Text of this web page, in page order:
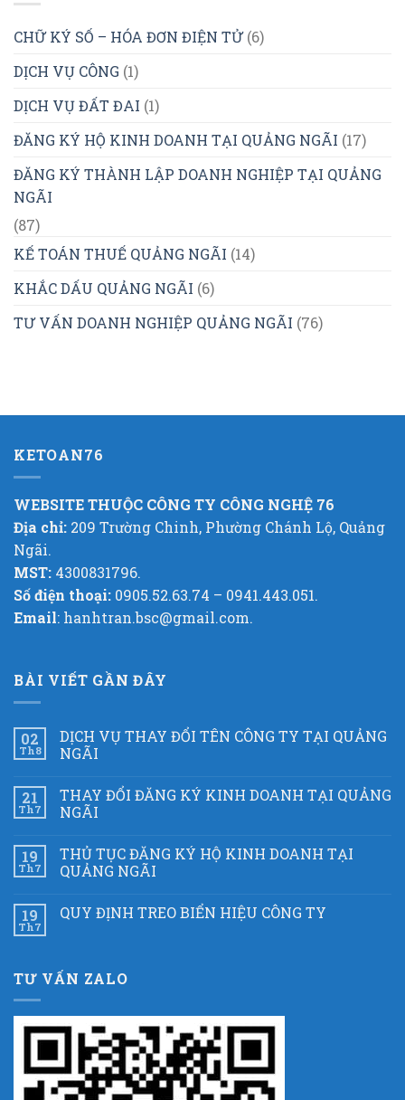
CHỮ KÝ SỐ – HÓA ĐƠN ĐIỆN TỬ(6)
DỊCH VỤ CÔNG (1)
DỊCH VỤ ĐẤT ĐAI (1)
ĐĂNG KÝ HỘ KINH DOANH TẠI QUẢNG NGÃI (17)
ĐĂNG KÝ THÀNH LẬP DOANH NGHIỆP TẠI QUẢNG
NGÃI
(87)
KẾ TOÁN THUẾ QUẢNG NGÃI (14)
KHẮC DẤU QUẢNG NGÃI (6)
TƯ VẤN DOANH NGHIỆP QUẢNG NGÃI (76)
KETOAN76
WEBSITE THUỘC CÔNG TY CÔNG NGHỆ 76
Địa chỉ: 209 Trường Chinh, Phường Chánh Lộ, Quảng
Ngãi.
MST: 4300831796.
Số điện thoại: 0905.52.63.74 – 0941.443.051.
Email: hanhtran.bsc@gmail.com.
BÀI VIẾT GẦN ĐÂY
02
Th8
DỊCH VỤ THAY ĐỔI TÊN CÔNG TY TẠI QUẢNG
NGÃI
21
Th7
THAY ĐỔI ĐĂNG KÝ KINH DOANH TẠI QUẢNG
NGÃI
19
Th7
THỦ TỤC ĐĂNG KÝ HỘ KINH DOANH TẠI
QUẢNG NGÃI
19
Th7
QUY ĐỊNH TREO BIỂN HIỆU CÔNG TY
TƯ VẤN ZALO